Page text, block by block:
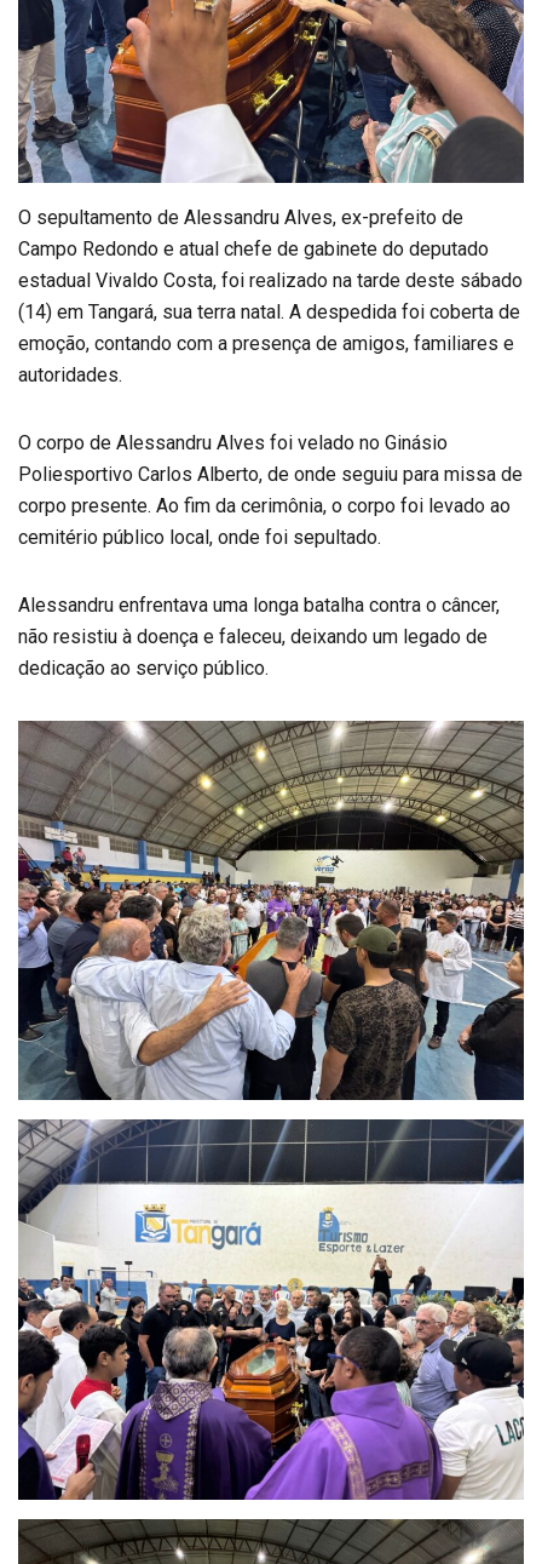
O sepultamento de Alessandru Alves, ex-prefeito de
Campo Redondo e atual chefe de gabinete do deputado
estadual Vivaldo Costa, foi realizado na tarde deste sábado
(14) em Tangará, sua terra natal. A despedida foi coberta de
emoção, contando com a presença de amigos, familiares e
autoridades.
O corpo de Alessandru Alves foi velado no Ginásio
Poliesportivo Carlos Alberto, de onde seguiu para missa de
corpo presente. Ao fim da cerimônia, o corpo foi levado ao
cemitério público local, onde foi sepultado.
Alessandru enfrentava uma longa batalha contra o câncer,
não resistiu à doença e faleceu, deixando um legado de
dedicação ao serviço público.